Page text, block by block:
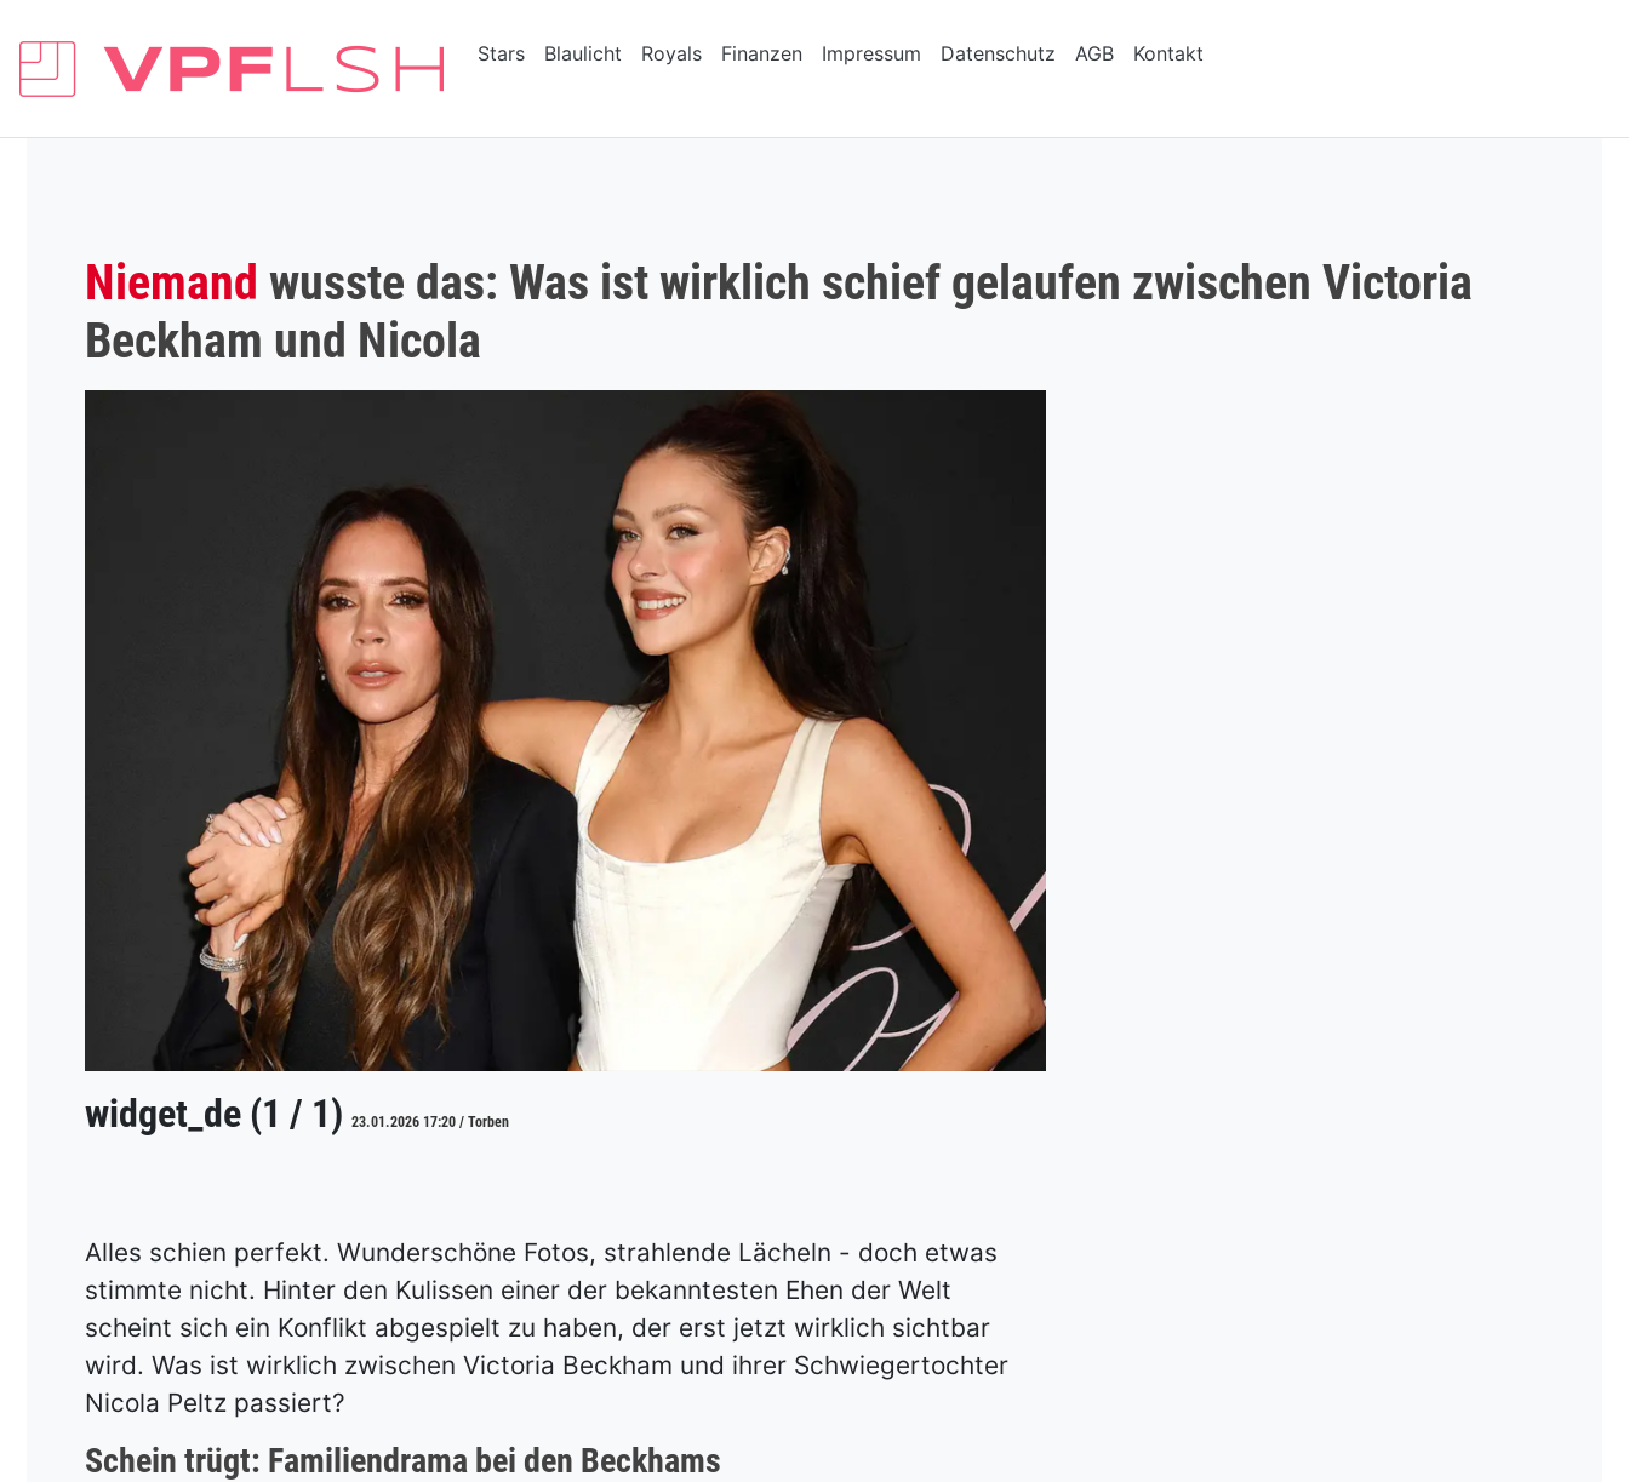
Stars Blaulicht Royals Finanzen Impressum Datenschutz AGB Kontakt
Niemand wusste das: Was ist wirklich schief gelaufen zwischen Victoria
Beckham und Nicola
widget_de (1 / 1) 23.01.2026 17:20 / Torben
Alles schien perfekt. Wunderschöne Fotos, strahlende Lächeln - doch etwas
stimmte nicht. Hinter den Kulissen einer der bekanntesten Ehen der Welt
scheint sich ein Konflikt abgespielt zu haben, der erst jetzt wirklich sichtbar
wird. Was ist wirklich zwischen Victoria Beckham und ihrer Schwiegertochter
Nicola Peltz passiert?
Schein trügt: Familiendrama bei den Beckhams